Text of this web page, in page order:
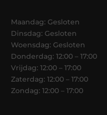
Maandag: Gesloten
Dinsdag: Gesloten
Woensdag: Gesloten
Donderdag: 12:00 – 17:00
Vrijdag: 12:00 – 17:00
Zaterdag: 12:00 – 17:00
Zondag: 12:00 – 17:00